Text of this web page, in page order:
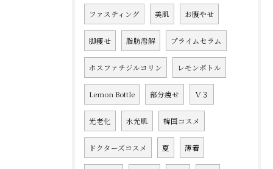
ファスティング 美肌 お腹やせ
脚痩せ 脂肪溶解 プライムセラム
ホスファチジルコリン レモンボトル
Lemon Bottle 部分痩せ Ｖ３
光老化 水光肌 韓国コスメ
ドクターズコスメ 夏 薄着